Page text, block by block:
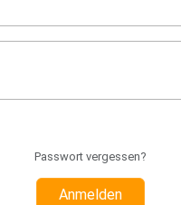
Passwort vergessen?
Anmelden